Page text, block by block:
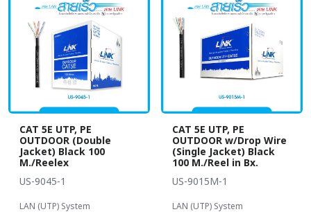
CAT 5E UTP, PE
OUTDOOR (Double
Jacket) Black 100
M./Reelex
US-9045-1
LAN (UTP) System
CAT 5E UTP, PE
OUTDOOR w/Drop Wire
(Single Jacket) Black
100 M./Reel in Bx.
US-9015M-1
LAN (UTP) System